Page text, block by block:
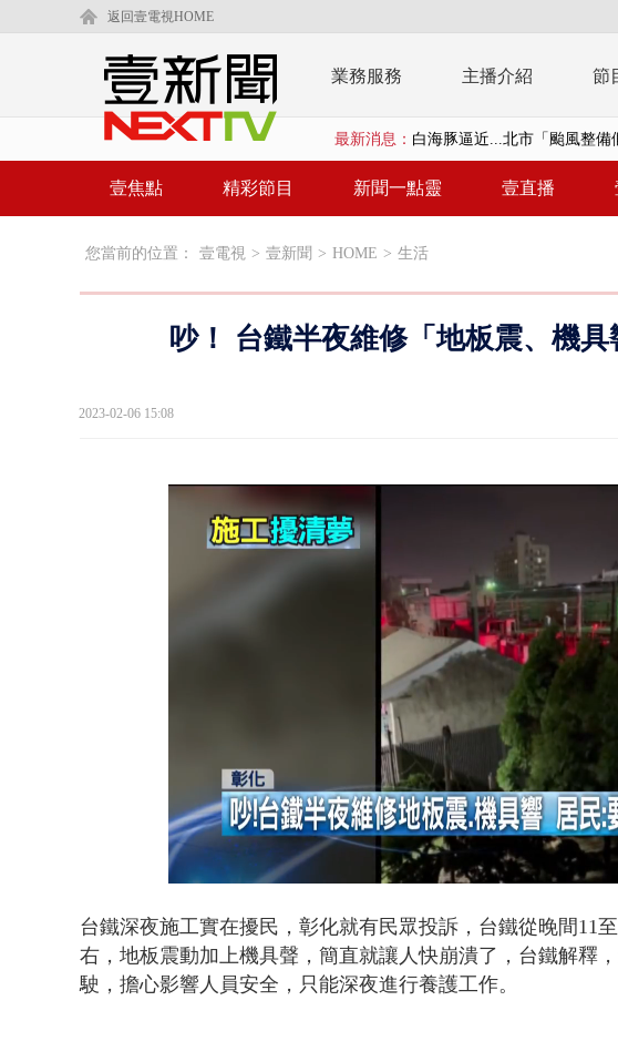
返回壹電視HOME
業務服務 主播介紹 節
最新消息： 白海豚逼近...北市「颱風整備
利慾薰心！ 美女律師涉龐大
貨車鬼切釀禍 砂石車為閃避
壹焦點 精彩節目 新聞一點靈 壹直播
您當前的位置： 壹電視 > 壹新聞 > HOME > 生活
吵！ 台鐵半夜維修「地板震、機
2023-02-06 15:08
Loaded:
47.76%
台鐵深夜施工實在擾民，彰化就有民眾投訴，台鐵從晚間11
右，地板震動加上機具聲，簡直就讓人快崩潰了，台鐵解釋
駛，擔心影響人員安全，只能深夜進行養護工作。